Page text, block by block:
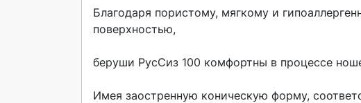
Благодаря пористому, мягкому и
поверхностью,
беруши РусСиз 100 комфортны в процессе
Имея заостренную коническую форму,